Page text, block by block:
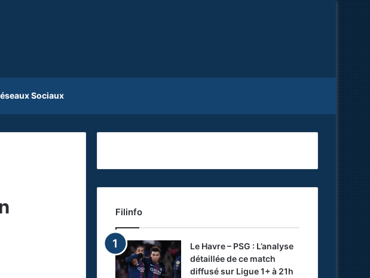
Sociaux
Filinfo
Le Havre – PSG : L’analyse
détaillée de ce match
diffusé sur Ligue 1+ à 21h